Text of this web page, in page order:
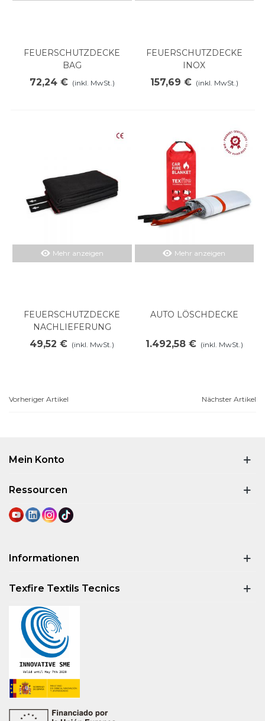
FEUERSCHUTZDECKE
BAG
72,24 € (inkl. MwSt.)
FEUERSCHUTZDECKE
INOX
157,69 € (inkl. MwSt.)
Mehr anzeigen
FEUERSCHUTZDECKE
NACHLIEFERUNG
49,52 € (inkl. MwSt.)
Mehr anzeigen
AUTO LÖSCHDECKE
1.492,58 € (inkl. MwSt.)
Vorheriger Artikel Nächster Artikel
Mein Konto
Ressourcen
Informationen
Texfire Textils Tecnics